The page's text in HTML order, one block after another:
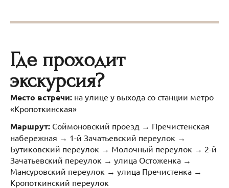
Где проходит
экскурсия?
Место встречи: на улице у выхода со станции метро
«Кропоткинская»
Маршрут: Соймоновский проезд → Пречистенская
набережная → 1-й Зачатьевский переулок →
Бутиковский переулок → Молочный переулок → 2-й
Зачатьевский переулок → улица Остоженка →
Мансуровский переулок → улица Пречистенка →
Кропоткинский переулок